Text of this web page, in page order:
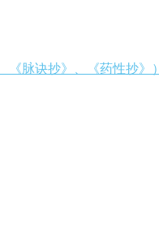
《脉诀抄》、《药性抄》）